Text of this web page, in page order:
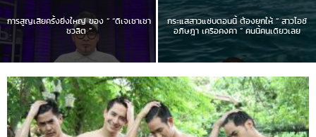
การสูญเสียครั้งยิ่งใหญ่ ของ ” “ดีเจเชาเชา
ชวลิต ”
กระแสสาวแซ่บตอนนี้ ต้องยกให้ ” สาวไอซ์
อภิษฎา เครือคงคา ” คนนี้คนเดียวเลย